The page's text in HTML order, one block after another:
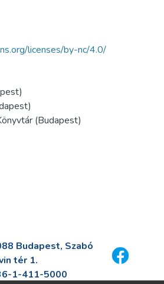
licenses/by-nc/4.0/
(Budapest)
Budapest, Szabó
tér 1.
1-411-5000